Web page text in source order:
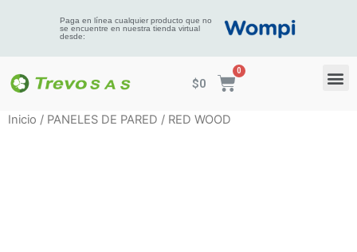
Paga en línea cualquier producto que no
se encuentre en nuestra tienda virtual
desde:
$0
Inicio / PANELES DE PARED / RED WOOD